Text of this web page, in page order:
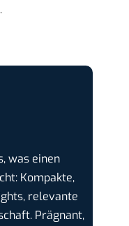
was einen
Kompakte,
relevante
Prägnant,